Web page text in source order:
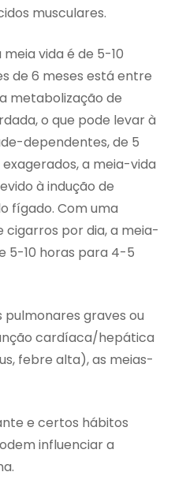
musculares.
vida é de 5-10
de 6 meses está entre
metabolização de
o que pode levar à
dependentes, de 5
a meia-vida
à indução de
fígado. Com uma
cigarros por dia, a meia-
5-10 horas para 4-5
graves ou
cardíaca/hepática
febre alta), as meias-
e certos hábitos
influenciar a